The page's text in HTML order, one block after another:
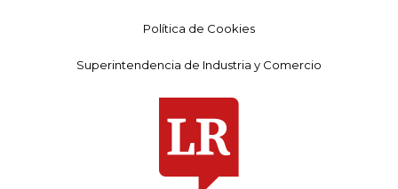
Política de Cookies
Superintendencia de Industria y Comercio